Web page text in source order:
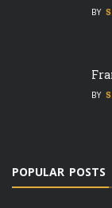
BY
BY
POPULAR POSTS